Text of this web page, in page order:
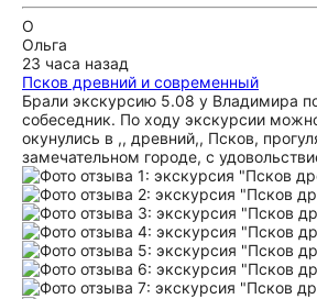
О
Ольга
23 часа назад
Псков древний и современный
Брали экскурсию 5.08 у Владимира
собеседник. По ходу экскурсии
окунулись в ,, древний,, Псков,
замечательном городе, с